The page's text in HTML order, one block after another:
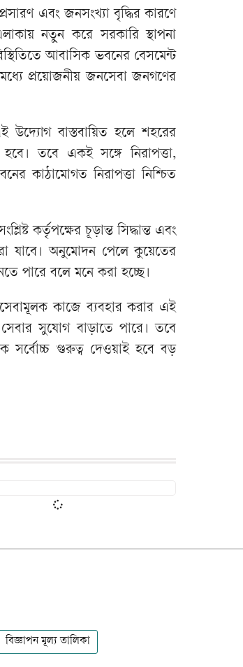
এবং জনসংখ্যা বৃদ্ধির কারণে
নতুন করে সরকারি স্থাপনা
আবাসিক ভবনের বেসমেন্ট
প্রয়োজনীয় জনসেবা জনগণের
উদ্যোগ বাস্তবায়িত হলে শহরের
তবে একই সঙ্গে নিরাপত্তা,
কাঠামোগত নিরাপত্তা নিশ্চিত
কর্তৃপক্ষের চূড়ান্ত সিদ্ধান্ত এবং
যাবে। অনুমোদন পেলে কুয়েতের
পারে বলে মনে করা হচ্ছে।
কাজে ব্যবহার করার এই
সুযোগ বাড়াতে পারে। তবে
সর্বোচ্চ গুরুত্ব দেওয়াই হবে বড়
বিজ্ঞাপন মূল্য তালিকা